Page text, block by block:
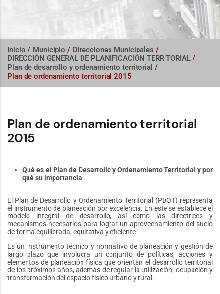
Inicio / Municipio / Direcciones Municipales /
DIRECCIÓN GENERAL DE PLANIFICACIÓN TERRITORIAL /
Plan de desarrollo y ordenamiento territorial /
Plan de ordenamiento territorial 2015
Plan de ordenamiento territorial
2015
Qué es el Plan de Desarrollo y Ordenamiento Territorial y por
qué su importancia
El Plan de Desarrollo y Ordenamiento Territorial (PDOT) representa
el instrumento de planeación por excelencia. En este se establece el
modelo integral de desarrollo, así como las directrices y
mecanismos necesarios para lograr un aprovechamiento del suelo
de forma equilibrada, equitativa y eficiente
Es un instrumento técnico y normativo de planeación y gestión de
largo plazo que involucra un conjunto de políticas, acciones y
elementos de planeación física que orientan el desarrollo territorial
de los próximos años, además de regular la utilización, ocupación y
transformación del espacio físico urbano y rural.